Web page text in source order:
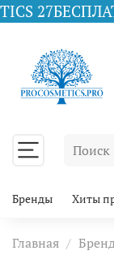
Бренды Хиты
Главная